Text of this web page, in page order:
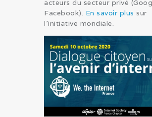
acteurs du secteur privé
Facebook). En savoir plus sur
l’initiative mondiale.